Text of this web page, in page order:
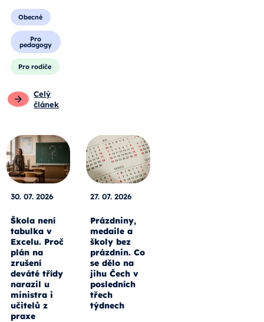
Obecné
Pro
pedagogy
Pro rodiče
Celý
článek
30. 07. 2026
Škola není
tabulka v
Excelu. Proč
plán na
zrušení
deváté třídy
narazil u
ministra i
učitelů z
praxe
27. 07. 2026
Prázdniny,
medaile a
školy bez
prázdnin. Co
se dělo na
jihu Čech v
posledních
třech
týdnech